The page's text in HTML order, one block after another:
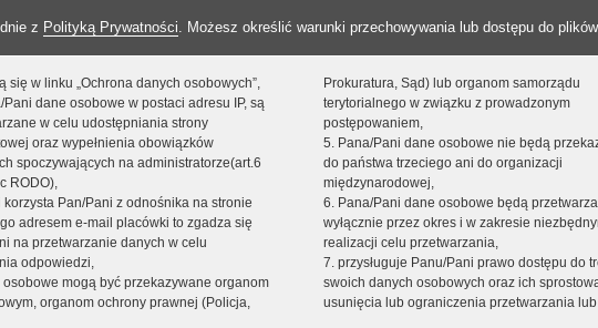
z Polityką Prywatności. Możesz określić warunki przechowywania lub dostępu do
się w linku „Ochrona danych osobowych”,
Pani dane osobowe w postaci adresu IP, są
w celu udostępniania strony
oraz wypełnienia obowiązków
spoczywających na administratorze(art.6
RODO),
korzysta Pan/Pani z odnośnika na stronie
adresem e-mail placówki to zgadza się
na przetwarzanie danych w celu
odpowiedzi,
osobowe mogą być przekazywane organom
organom ochrony prawnej (Policja,
Prokuratura, Sąd) lub organom samorządu
terytorialnego w związku z prowadzonym
postępowaniem,
5. Pana/Pani dane osobowe nie będą
do państwa trzeciego ani do organizacji
międzynarodowej,
6. Pana/Pani dane osobowe będą
wyłącznie przez okres i w zakresie
realizacji celu przetwarzania,
7. przysługuje Panu/Pani prawo dostępu do
swoich danych osobowych oraz ich
usunięcia lub ograniczenia przetwarzania